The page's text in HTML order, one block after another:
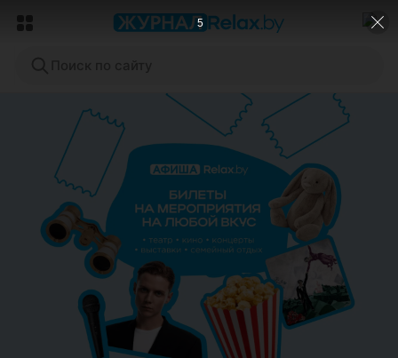
ЭФФЕКТИВНАЯ РЕКЛАМА НА САЙТЕ
3